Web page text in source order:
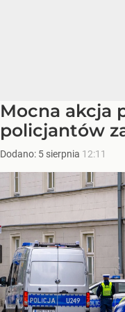
Mocna akcja
policjantów
Dodano: 5 sierpnia 12:11